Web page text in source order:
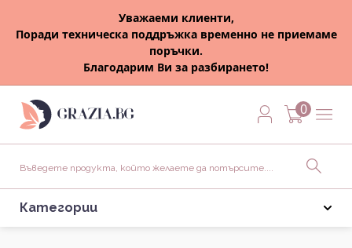
Уважаеми клиенти,
Поради техническа поддръжка временно не приемаме
поръчки.
Благодарим Ви за разбирането!
0
Категории